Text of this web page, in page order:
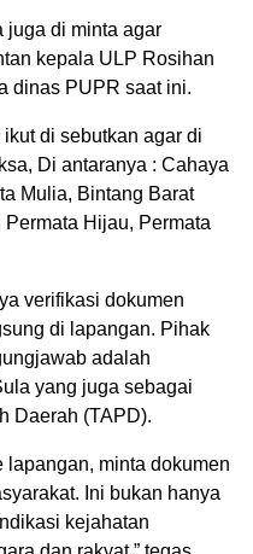
juga di minta agar
kepala ULP Rosihan
dinas PUPR saat ini.
di sebutkan agar di
Di antaranya : Cahaya
Mulia, Bintang Barat
Hijau, Permata
verifikasi dokumen
di lapangan. Pihak
adalah
yang juga sebagai
Daerah (TAPD).
lapangan, minta dokumen
Ini bukan hanya
kejahatan